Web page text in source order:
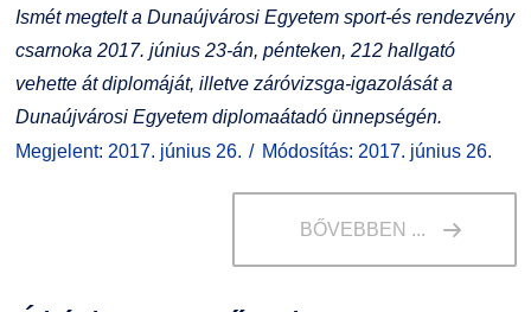
GY.I.K.
DUE Hallgatói laptop használati segédlet
Kerpely Antal Szakkollégium KASZK
Online Studium
Képzési Életpályamodell
Atomerőművi Képzési Bázis
Ismét megtelt a Dunaújvárosi Egyetem sport-és rendezvény
csarnoka 2017. június 23-án, pénteken, 212 hallgató
vehette át diplomáját, illetve záróvizsga-igazolását a
Dunaújvárosi Egyetem diplomaátadó ünnepségén.
Megjelent: 2017. június 26.
Módosítás: 2017. június 26.
BŐVEBBEN ...